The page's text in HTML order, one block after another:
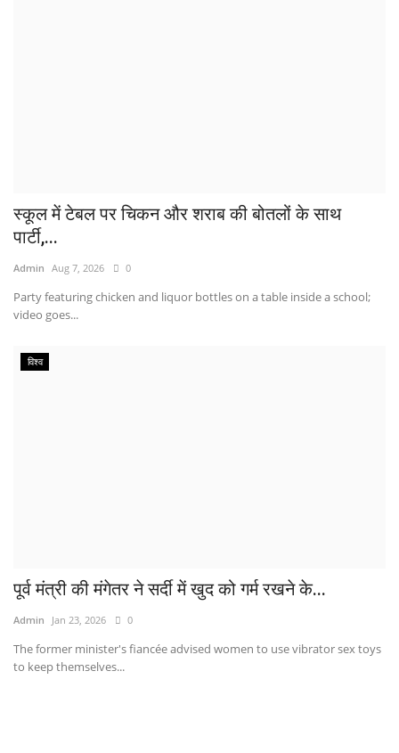
स्कूल में टेबल पर चिकन और शराब की बोतलों के साथ
पार्टी,...
Admin Aug 7, 2026 0
Party featuring chicken and liquor bottles on a table inside a school;
video goes...
विश्व
पूर्व मंत्री की मंगेतर ने सर्दी में खुद को गर्म रखने के...
Admin Jan 23, 2026 0
The former minister's fiancée advised women to use vibrator sex toys
to keep themselves...